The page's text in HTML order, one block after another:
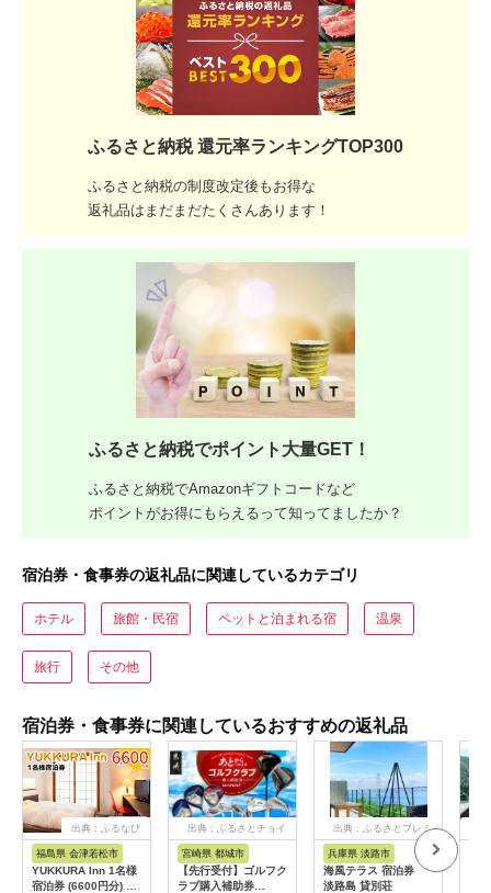
ふるさと納税 還元率ランキングTOP300
ふるさと納税の制度改定後もお得な
返礼品はまだまだたくさんあります！
ふるさと納税でポイント大量GET！
ふるさと納税でAmazonギフトコードなど
ポイントがお得にもらえるって知ってましたか？
宿泊券・食事券の返礼品に関連しているカテゴリ
ホテル 旅館・民宿 ペットと泊まれる宿 温泉
旅行 その他
宿泊券・食事券に関連しているおすすめの返礼品
出典：ふるなび
福島県 会津若松市
YUKKURA Inn 1名様
宿泊券 (6600円分) ワ
出典：ふるさとチョイ
宮崎県 都城市
【先行受付】ゴルフク
ラブ購入補助券
出典：ふるさとプレミ
アム
兵庫県 淡路市
海風テラス 宿泊券
淡路島 貸別荘